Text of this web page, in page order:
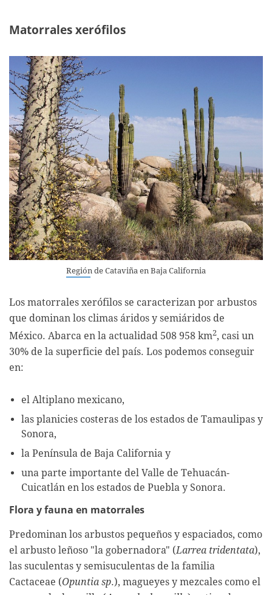
Matorrales xerófilos
Región de Cataviña en Baja California
Los matorrales xerófilos se caracterizan por arbustos
que dominan los climas áridos y semiáridos de
México. Abarca en la actualidad 508 958 km2, casi un
30% de la superficie del país. Los podemos conseguir
en:
el Altiplano mexicano,
las planicies costeras de los estados de Tamaulipas y
Sonora,
la Península de Baja California y
una parte importante del Valle de Tehuacán-
Cuicatlán en los estados de Puebla y Sonora.
Flora y fauna en matorrales
Predominan los arbustos pequeños y espaciados, como
el arbusto leñoso "la gobernadora" (Larrea tridentata),
las suculentas y semisuculentas de la familia
Cactaceae (Opuntia sp.), magueyes y mezcales como el